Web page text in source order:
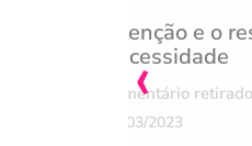
Atenção e o
necessidade
Comentário
07/03/2023
‹